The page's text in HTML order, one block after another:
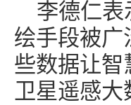
李德仁表
绘手段被广
些数据让智
卫星遥感大